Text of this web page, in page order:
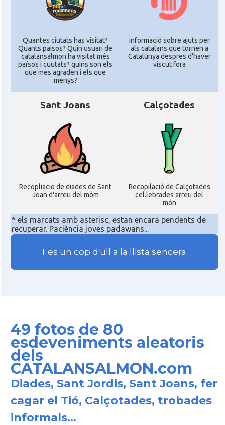
Quantes ciutats has visitat?
Quants paisos? Quin usuari de
catalansalmon ha visitat més
països i cuutats? quins son els
que mes agraden i els que
menys?
informació sobre ajuts per
als catalans que tornen a
Catalunya despres d'haver
viscut fora
Sant Joans
Recopliacio de diades de Sant
Joan d'arreu del móm
Calçotades
Recopilació de Calçotades
cel.lebrades arreu del
món
* els marcats amb asterisc, estan encara pendents de
recuperar. Paciència joves padawans...
Fes un cop d'ull a la llista sencera
49 fotos de 80
esdeveniments aleatoris
dels
CATALANSALMON.com
Diades, Sant Jordis, Sant Joans, fer
cagar el Tió, Calçotades, trobades
informals...